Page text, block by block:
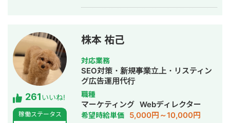
261いいね!
稼働ステータス
株本 祐己
対応業務
SEO対策・新規事業立上・リスティン
グ広告運用代行
職種
マーケティング Webディレクター
希望時給単価 5,000円～10,000円